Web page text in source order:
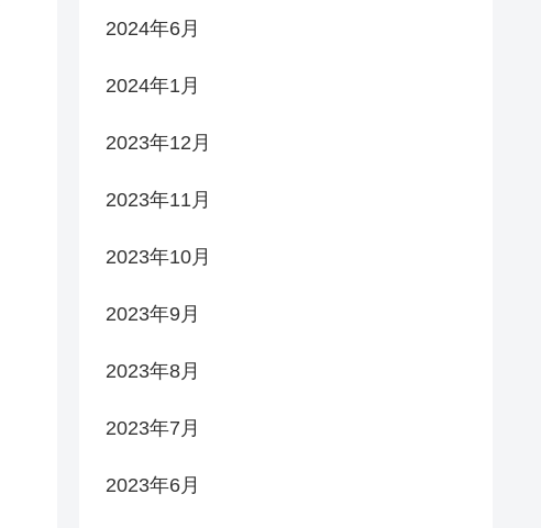
2024年6月
2024年1月
2023年12月
2023年11月
2023年10月
2023年9月
2023年8月
2023年7月
2023年6月